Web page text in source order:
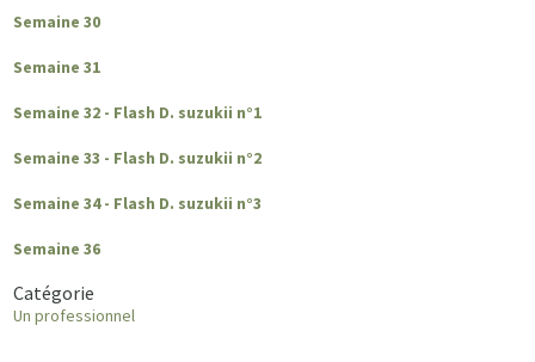
Semaine 30
Semaine 31
Semaine 32 - Flash D. suzukii n°1
Semaine 33 - Flash D. suzukii n°2
Semaine 34 - Flash D. suzukii n°3
Semaine 36
Catégorie
Un professionnel